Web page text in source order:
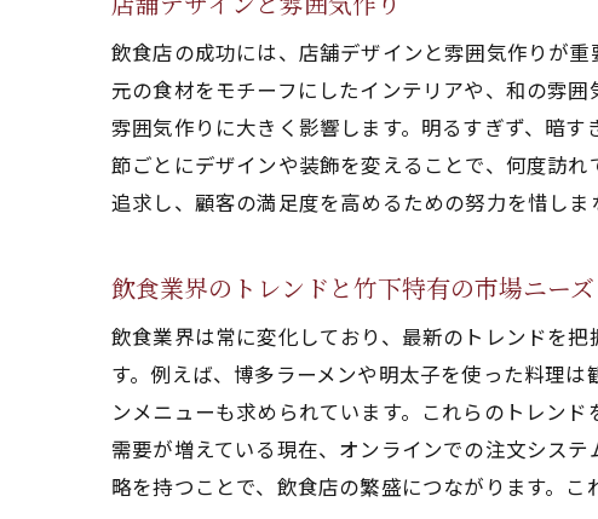
地
効
口
顧
デ
コ
効
売
経
経
飲食店の成功には、店舗デザインと雰囲気作りが
元の食材をモチーフにしたインテリアや、和の雰
雰囲気作りに大きく影響します。明るすぎず、暗
節ごとにデザインや装飾を変えることで、何度訪
追求し、顧客の満足度を高めるための努力を惜しま
飲食業界のトレンドと竹下特有の市場ニーズ
飲食業界は常に変化しており、最新のトレンドを
す。例えば、博多ラーメンや明太子を使った料理
ンメニューも求められています。これらのトレン
需要が増えている現在、オンラインでの注文シス
略を持つことで、飲食店の繁盛につながります。